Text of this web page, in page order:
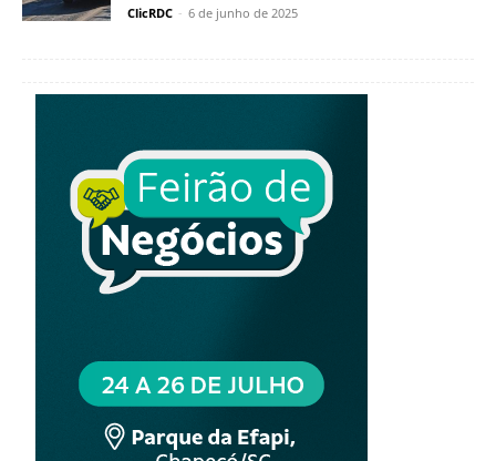
ClicRDC - 6 de junho de 2025